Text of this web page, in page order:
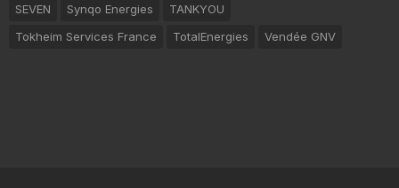
SEVEN
Synqo Energies
TANKYOU
Tokheim Services France
TotalEnergies Vendée GNV